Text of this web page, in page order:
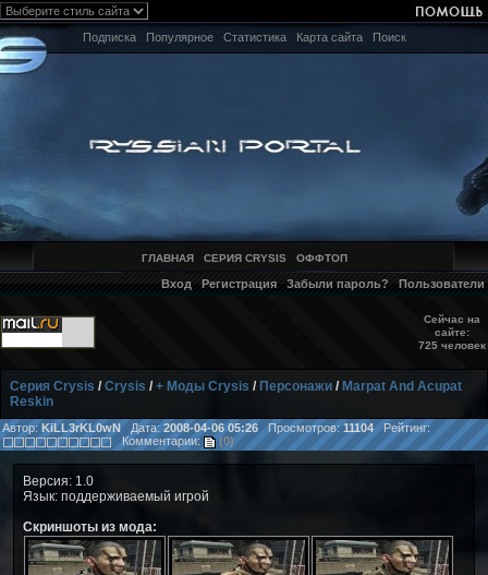
Подписка Популярное Статистика Карта сайта Поиск
ГЛАВНАЯ СЕРИЯ CRYSIS ОФФТОП
Вход Регистрация Забыли пароль? Пользователи
Сейчас на
сайте:
725 человек
Серия Crysis /Crysis /+ Моды Crysis / Персонажи / Marpat And Acupat
Reskin
Автор: KiLL3rKL0wNДата: 2008-04-06 05:26 Просмотров:11104Рейтинг:
Комментарии:
(0)
Версия: 1.0
Язык: поддерживаемый игрой
Скриншоты из мода: